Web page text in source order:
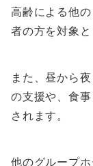
高齢による他
者の方を対象と
また、昼から
の支援や、食
されます。
他のグループ